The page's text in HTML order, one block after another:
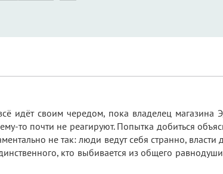
идёт своим чередом, пока владелец магазина
почти не реагируют. Попытка добиться
не так: люди ведут себя странно,
кто выбивается из общего